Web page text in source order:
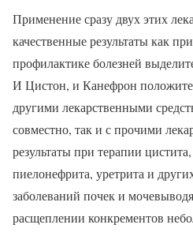
Применение сразу двух этих
качественные результаты как
профилактике болезней
И Цистон, и Канефрон
другими лекарственными
совместно, так и с прочими
результаты при терапии
пиелонефрита, уретрита и
заболеваний почек и
расщеплении конкрементов